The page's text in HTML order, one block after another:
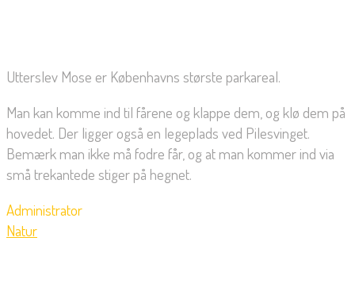
Utterslev Mose er Københavns største parkareal.
Man kan komme ind til fårene og klappe dem, og klø dem på
hovedet. Der ligger også en legeplads ved Pilesvinget.
Bemærk man ikke må fodre får, og at man kommer ind via
små trekantede stiger på hegnet.
Administrator
Natur